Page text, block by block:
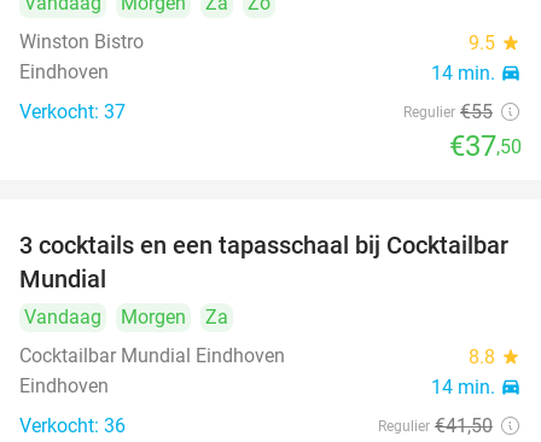
Winston Bistro
9.5 star
Eindhoven 14 min. directions_car
Verkocht: 37 Regulier €55
€37,50
40%
3 cocktails en een tapasschaal bij Cocktailbar
Mundial
Vandaag Morgen
Za
Cocktailbar Mundial Eindhoven
8.8 star
Eindhoven 14 min. directions_car
Verkocht: 36 Regulier €41,50